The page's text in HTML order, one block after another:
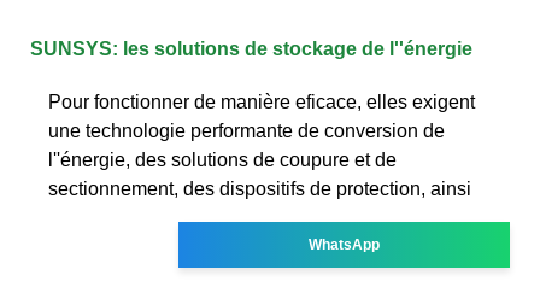
SUNSYS: les solutions de stockage de l''énergie
Pour fonctionner de manière eficace, elles exigent
une technologie performante de conversion de
l''énergie, des solutions de coupure et de
sectionnement, des dispositifs de protection, ainsi
WhatsApp